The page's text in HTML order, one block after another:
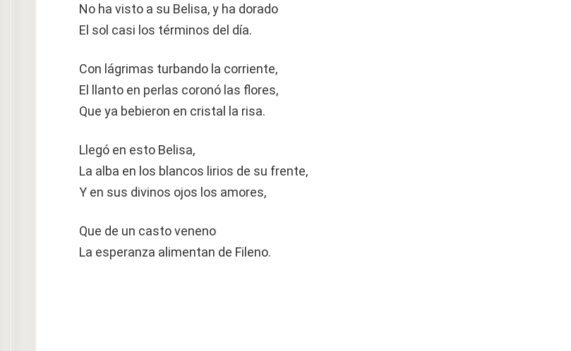
No ha visto a su Belisa, y ha dorado
El sol casi los términos del día.
Con lágrimas turbando la corriente,
El llanto en perlas coronó las flores,
Que ya bebieron en cristal la risa.
Llegó en esto Belisa,
La alba en los blancos lirios de su frente,
Y en sus divinos ojos los amores,
Que de un casto veneno
La esperanza alimentan de Fileno.